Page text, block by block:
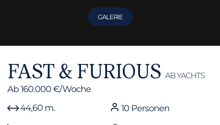
GALERIE
FAST & FURIOUS AB YACHTS
Ab 160.000 €/Woche
44,60 m.
10 Personen